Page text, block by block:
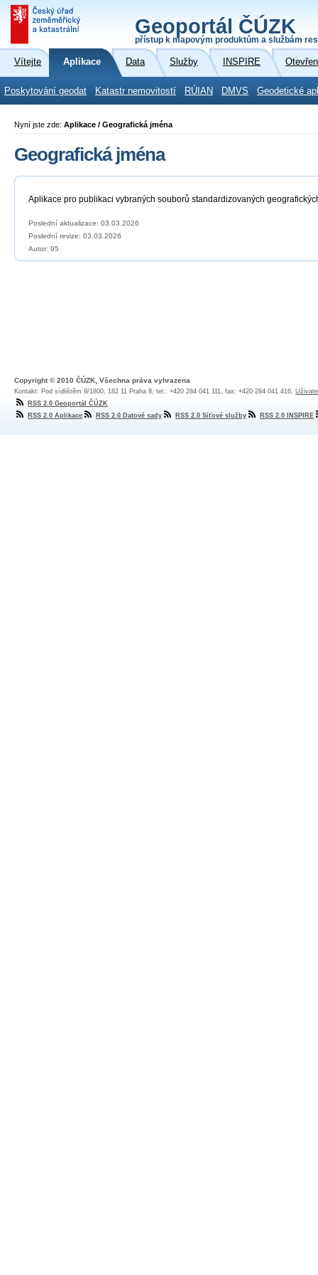
Geoportál ČÚZK
přístup k mapovým produktům a službám
Vítejte Aplikace Data Služby INSPIRE
Poskytování geodat Katastr nemovitostí RÚIAN DMVS Geodetické
Nyní jste zde: Aplikace / Geografická jména
Geografická jména
Aplikace pro publikaci vybraných souborů standardizovaných
Poslední aktualizace: 03.03.2026
Poslední revize: 03.03.2026
Autor: 95
Copyright © 2010 ČÚZK, Všechna práva vyhrazena
Kontakt: Pod sídlištěm 9/1800, 182 11 Praha 8, tel.: +420 284 041 111, fax: +420 284 041 416,
RSS 2.0 Geoportál ČÚZK
RSS 2.0 Aplikace
RSS 2.0 Datové sady RSS 2.0 Síťové služby RSS 2.0 INSPIRE